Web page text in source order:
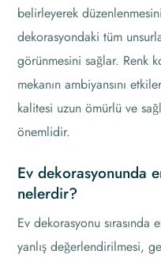
belirleyerek
dekorasyondaki tüm
görünmesini sağlar. Renk
mekanın ambiyansını
kalitesi uzun ömürlü ve
önemlidir.
Ev dekorasyonunda
nelerdir?
Ev dekorasyonu sırasında
yanlış değerlendirilmesi,